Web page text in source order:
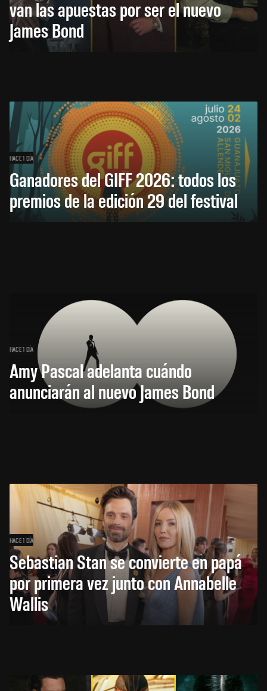
van las apuestas por ser el nuevo
James Bond
HACE 1 DÍA
Ganadores del GIFF 2026: todos los
premios de la edición 29 del festival
HACE 1 DÍA
Amy Pascal adelanta cuándo
anunciarán al nuevo James Bond
HACE 1 DÍA
Sebastian Stan se convierte en papá
por primera vez junto con Annabelle
Wallis